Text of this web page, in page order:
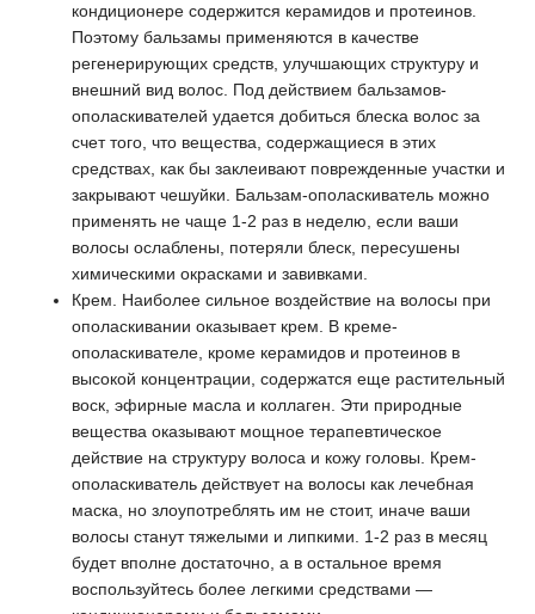
кондиционере содержится керамидов и протеинов.
Поэтому бальзамы применяются в качестве
регенерирующих средств, улучшающих структуру и
внешний вид волос. Под действием бальзамов-
ополаскивателей удается добиться блеска волос за
счет того, что вещества, содержащиеся в этих
средствах, как бы заклеивают поврежденные участки и
закрывают чешуйки. Бальзам-ополаскиватель можно
применять не чаще 1-2 раз в неделю, если ваши
волосы ослаблены, потеряли блеск, пересушены
химическими окрасками и завивками.
Крем. Наиболее сильное воздействие на волосы при
ополаскивании оказывает крем. В креме-
ополаскивателе, кроме керамидов и протеинов в
высокой концентрации, содержатся еще растительный
воск, эфирные масла и коллаген. Эти природные
вещества оказывают мощное терапевтическое
действие на структуру волоса и кожу головы. Крем-
ополаскиватель действует на волосы как лечебная
маска, но злоупотреблять им не стоит, иначе ваши
волосы станут тяжелыми и липкими. 1-2 раз в месяц
будет вполне достаточно, а в остальное время
воспользуйтесь более легкими средствами —